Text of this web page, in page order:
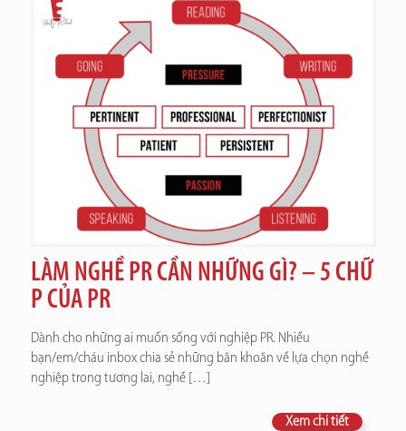
LÀM NGHỀ PR CẦN NHỮNG GÌ? – 5 CHỮ
P CỦA PR
Dành cho những ai muốn sống với nghiệp PR. Nhiều
bạn/em/cháu inbox chia sẻ những băn khoăn về lựa chọn nghề
nghiệp trong tương lai, nghề[…]
Xem chi tiết